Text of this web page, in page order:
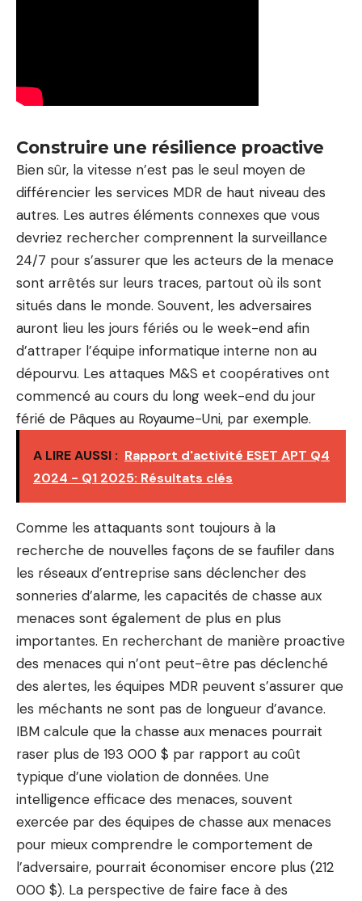
Construire une résilience proactive
Bien sûr, la vitesse n’est pas le seul moyen de
différencier les services MDR de haut niveau des
autres. Les autres éléments connexes que vous
devriez rechercher comprennent la surveillance
24/7 pour s’assurer que les acteurs de la menace
sont arrêtés sur leurs traces, partout où ils sont
situés dans le monde. Souvent, les adversaires
auront lieu les jours fériés ou le week-end afin
d’attraper l’équipe informatique interne non au
dépourvu. Les attaques M&S et coopératives ont
commencé au cours du long week-end du jour
férié de Pâques au Royaume-Uni, par exemple.
A LIRE AUSSI : Rapport d'activité ESET APT Q4
2024 - Q1 2025: Résultats clés
Comme les attaquants sont toujours à la
recherche de nouvelles façons de se faufiler dans
les réseaux d’entreprise sans déclencher des
sonneries d’alarme, les capacités de chasse aux
menaces sont également de plus en plus
importantes. En recherchant de manière proactive
des menaces qui n’ont peut-être pas déclenché
des alertes, les équipes MDR peuvent s’assurer que
les méchants ne sont pas de longueur d’avance.
IBM calcule que la chasse aux menaces pourrait
raser plus de 193 000 $ par rapport au coût
typique d’une violation de données. Une
intelligence efficace des menaces, souvent
exercée par des équipes de chasse aux menaces
pour mieux comprendre le comportement de
l’adversaire, pourrait économiser encore plus (212
000 $). La perspective de faire face à des